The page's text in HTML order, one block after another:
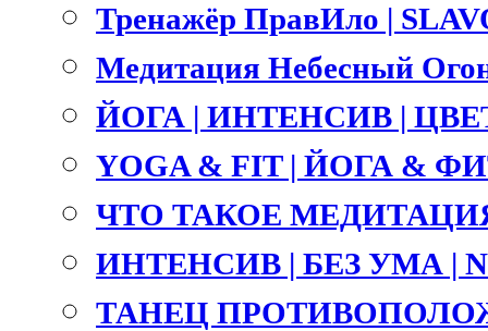
Тренажёр ПравИло |
Медитация Небесный
ЙОГА | ИНТЕНСИВ |
YOGA & FIT | ЙОГА &
ЧТО ТАКОЕ
ИНТЕНСИВ | БЕЗ УМА |
ТАНЕЦ